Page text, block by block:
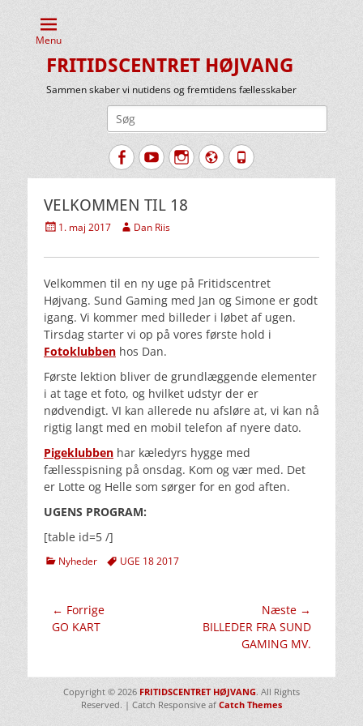
Menu
FRITIDSCENTRET HØJVANG
Sammen skaber vi nutidens og fremtidens fællesskaber
FacebookYouTubeInstagram
Website
Tlf.
VELKOMMEN TIL 18
Udgivet
1. maj 2017 Forfatter
Dan Riis
Velkommen til en ny uge på Fritidscentret
Højvang. Sund Gaming med Jan og Simone er godt
igang. Vi kommer med billeder i løbet af ugen.
Tirsdag starter vi op på vores første hold i
Fotoklubben hos Dan.
Første lektion bliver de grundlæggende elementer
i at tage et foto, og hvilket udstyr der er
nødvendigt. VI kan allerede nu afsløre at, vi kan nå
rigtig langt med en mobil telefon af nyere dato.
Pigeklubben har kæledyrs hygge med
fællesspisning på onsdag. Kom og vær med. Det
er Lotte og Helle som sørger for en god aften.
UGENS PROGRAM:
[table id=5 /]
kategorier
Nyheder TagsUGE 18 2017
Indlægsnavigation
← Forrige
Forrige
GO KART
Næste →
NæsteBILLEDER FRA SUND
GAMING MV.
Copyright © 2026 FRITIDSCENTRET HØJVANG. All Rights
Reserved. | Catch Responsive af Catch Themes